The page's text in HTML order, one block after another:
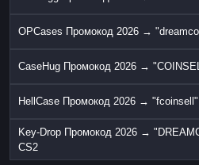
OPCases Промокод 2026 →
CaseHug Промокод 2026 →
HellCase Промокод 2026 →
Key-Drop Промокод 2026 →
CS2